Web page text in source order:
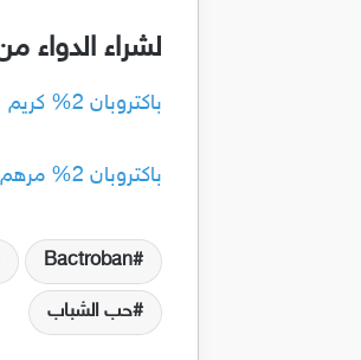
لشراء
باكتروبان 2% كريم
باكتروبان 2% مرهم
Bactroban
حب الشباب